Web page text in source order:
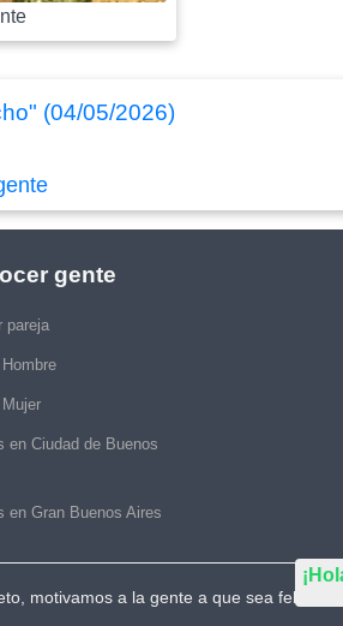
(04/05/2026)
gente
pareja
en Ciudad de Buenos
en Gran Buenos Aires
motivamos a la gente a que sea feliz."